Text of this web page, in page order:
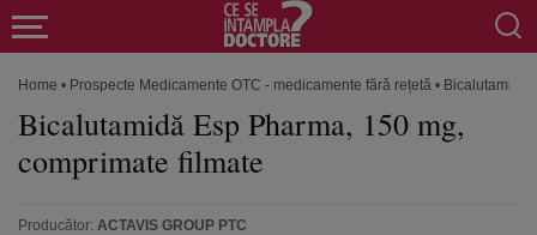
Home • Prospecte Medicamente OTC - medicamente fără rețetă • Bicalutamidă
Bicalutamidă Esp Pharma, 150 mg,
comprimate filmate
Producător: ACTAVIS GROUP PTC